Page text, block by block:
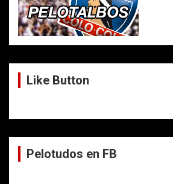
Like Button
Pelotudos en FB